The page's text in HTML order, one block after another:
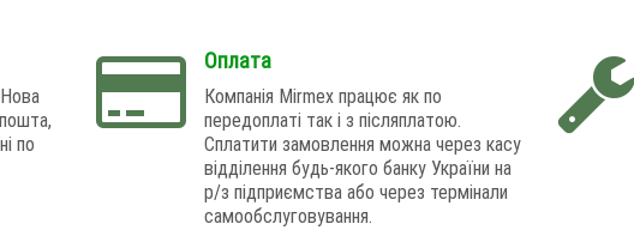
по
Оплата
Компанія Mirmex працює як по
передоплаті так і з післяплатою.
Сплатити замовлення можна через касу
відділення будь-якого банку України на
р/з підприємства або через термінали
самообслуговування.